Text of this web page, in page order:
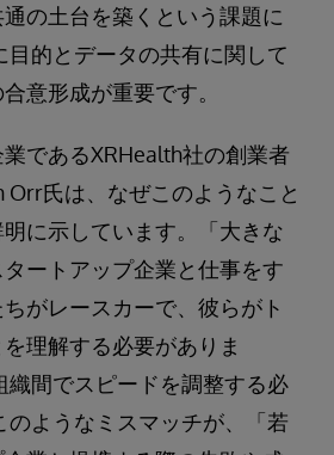
の土台を築くという課題に
目的とデータの共有に関して
意形成が重要です。
であるXRHealth社の創業者
Orr氏は、なぜこのようなこと
に示しています。「大きな
ートアップ企業と仕事をす
がレースカーで、彼らがト
理解する必要がありま
織間でスピードを調整する必
のようなミスマッチが、「若